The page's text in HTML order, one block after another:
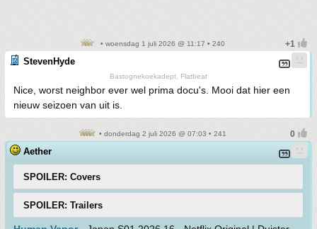
• woensdag 1 juli 2026 @ 11:17 • 240
StevenHyde
Bastognekoekadept, Flatbeat
Nice, worst neighbor ever wel prima docu's. Mooi dat hier een
nieuw seizoen van uit is.
• donderdag 2 juli 2026 @ 07:03 • 241
Aether
SPOILER: Covers
SPOILER: Trailers